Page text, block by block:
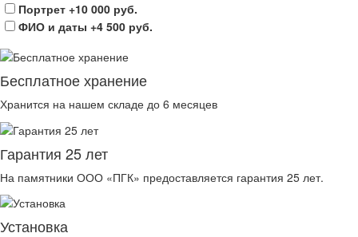
Портрет +10 000 руб.
ФИО и даты +4 500 руб.
Бесплатное хранение
Хранится на нашем складе до 6 месяцев
Гарантия 25 лет
На памятники ООО «ПГК» предоставляется гарантия 25 лет.
Установка